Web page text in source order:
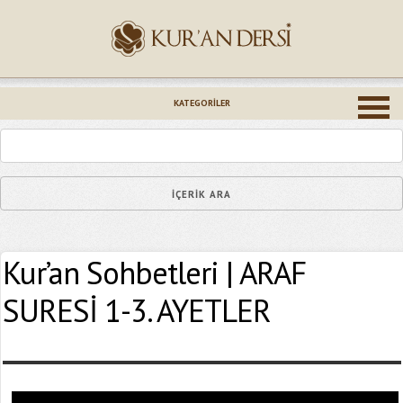
KATEGORILER
Kur’an Sohbetleri | ARAF
SURESİ 1-3. AYETLER
Epostanız (*)
Yaşadığınız Hatanın Ayrıntıları